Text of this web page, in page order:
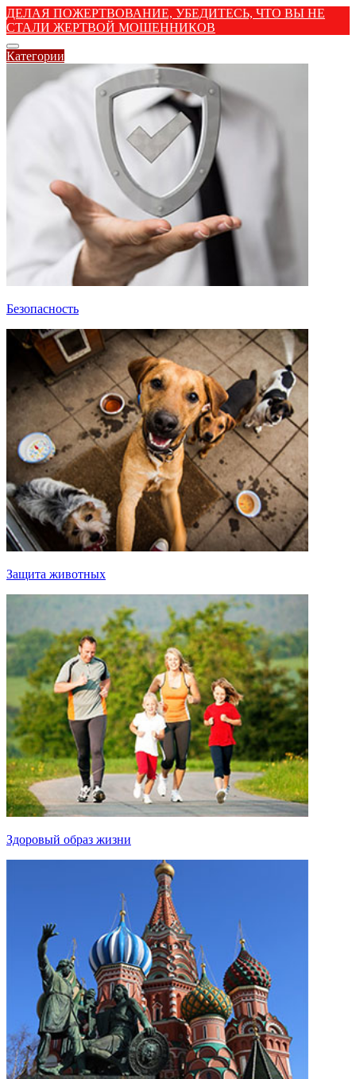
ДЕЛАЯ ПОЖЕРТВОВАНИЕ, УБЕДИТЕСЬ, ЧТО ВЫ НЕ
СТАЛИ ЖЕРТВОЙ МОШЕННИКОВ
Категории
Безопасность
Защита животных
Здоровый образ жизни